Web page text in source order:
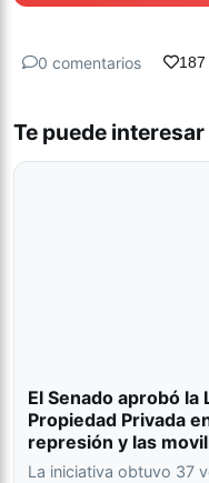
0 comentarios 187
Te puede interesar
El Senado aprobó la
Propiedad Privada
represión y las
La iniciativa obtuvo 37